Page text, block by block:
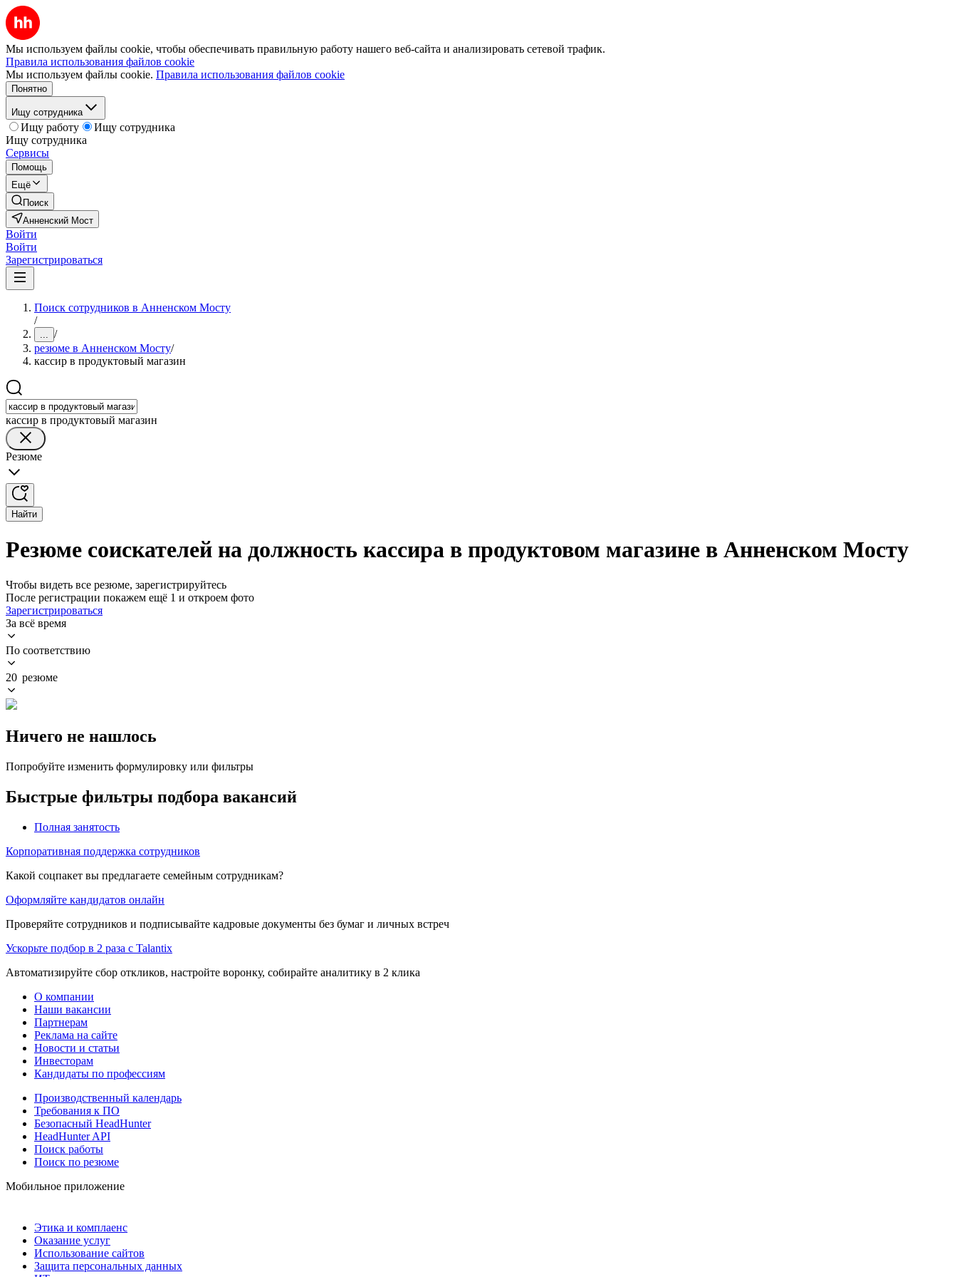
Мы используем файлы cookie, чтобы обеспечивать правильную работу нашего веб-сайта и анализировать сетевой трафик.
Правила использования файлов cookie
Мы используем файлы cookie. Правила использования файлов cookie
Понятно
Ищу сотрудника
Ищу работу
Ищу сотрудника
Ищу сотрудника
Сервисы
Помощь
Ещё
Поиск
Анненский Мост
Войти
Войти
Зарегистрироваться
Поиск сотрудников в Анненском Мосту
/
... /
резюме в Анненском Мосту/
кассир в продуктовый магазин
кассир в продуктовый магазин
Резюме
Найти
Резюме соискателей на должность кассира в продуктовом магазине в Анненском Мосту
Чтобы видеть все резюме, зарегистрируйтесь
После регистрации покажем ещё 1 и откроем фото
Зарегистрироваться
За всё время
По соответствию
20 резюме
Ничего не нашлось
Попробуйте изменить формулировку или фильтры
Быстрые фильтры подбора вакансий
Полная занятость
Корпоративная поддержка сотрудников
Какой соцпакет вы предлагаете семейным сотрудникам?
Оформляйте кандидатов онлайн
Проверяйте сотрудников и подписывайте кадровые документы без бумаг и личных встреч
Ускорьте подбор в 2 раза с Talantix
Автоматизируйте сбор откликов, настройте воронку, собирайте аналитику в 2 клика
О компании
Наши вакансии
Партнерам
Реклама на сайте
Новости и статьи
Инвесторам
Кандидаты по профессиям
Производственный календарь
Требования к ПО
Безопасный HeadHunter
HeadHunter API
Поиск работы
Поиск по резюме
Мобильное приложение
Этика и комплаенс
Оказание услуг
Использование сайтов
Защита персональных данных